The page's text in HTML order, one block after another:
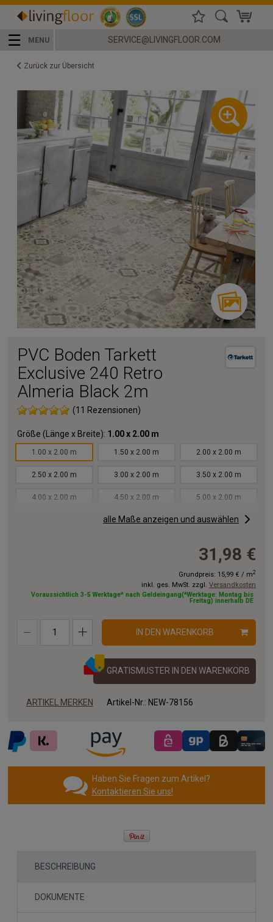
☰ MENU SERVICE@LIVINGFLOOR.COM
Zurück zur Übersicht
PVC Boden Tarkett
Exclusive 240 Retro
Almeria Black 2m
(11 Rezensionen)
Größe (Länge x Breite): 1.00 x 2.00 m
1.00 x 2.00 m 1.50 x 2.00 m 2.00 x 2.00 m
2.50 x 2.00 m 3.00 x 2.00 m 3.50 x 2.00 m
4.00 x 2.00 m 4.50 x 2.00 m 5.00 x 2.00 m
6.00 x 2.00 m 6.50 x 2.00 m
9.50 x 2.00 m
11.00x2.00 m 12.00x2.00 m
16.00x2.00 m 17.00x2.00 m 18.00x2.00 m
alle Maße anzeigen und auswählen
31,98 €
Grundpreis: 15,99 € / m2
inkl. ges. MwSt. zzgl. Versandkosten
Voraussichtlich 3-5 Werktage* nach Geldeingang(*Werktage: Montag bis
Freitag) innerhalb DE
IN DEN WARENKORB
GRATISMUSTER IN DEN WARENKORB
ARTIKEL MERKEN Artikel-Nr.: NEW-78156
Haben Sie Fragen zum Artikel?
Kontaktieren Sie uns!
BESCHREIBUNG
DOKUMENTE